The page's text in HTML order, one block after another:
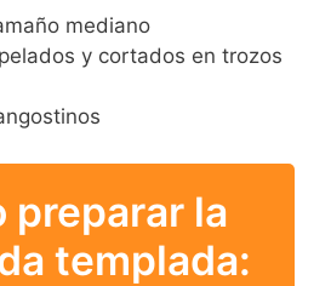
mediano
y cortados en trozos
preparar la
templada: